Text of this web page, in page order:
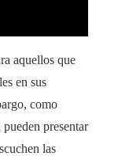
aquellos que
en sus
como
presentar
las